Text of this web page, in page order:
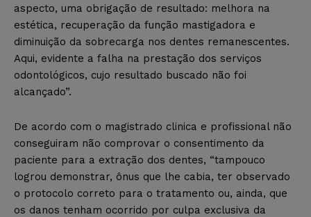
aspecto, uma obrigação de resultado: melhora na
estética, recuperação da função mastigadora e
diminuição da sobrecarga nos dentes remanescentes.
Aqui, evidente a falha na prestação dos serviços
odontológicos, cujo resultado buscado não foi
alcançado”.
De acordo com o magistrado clinica e profissional não
conseguiram não comprovar o consentimento da
paciente para a extração dos dentes, “tampouco
logrou demonstrar, ônus que lhe cabia, ter observado
o protocolo correto para o tratamento ou, ainda, que
os danos tenham ocorrido por culpa exclusiva da